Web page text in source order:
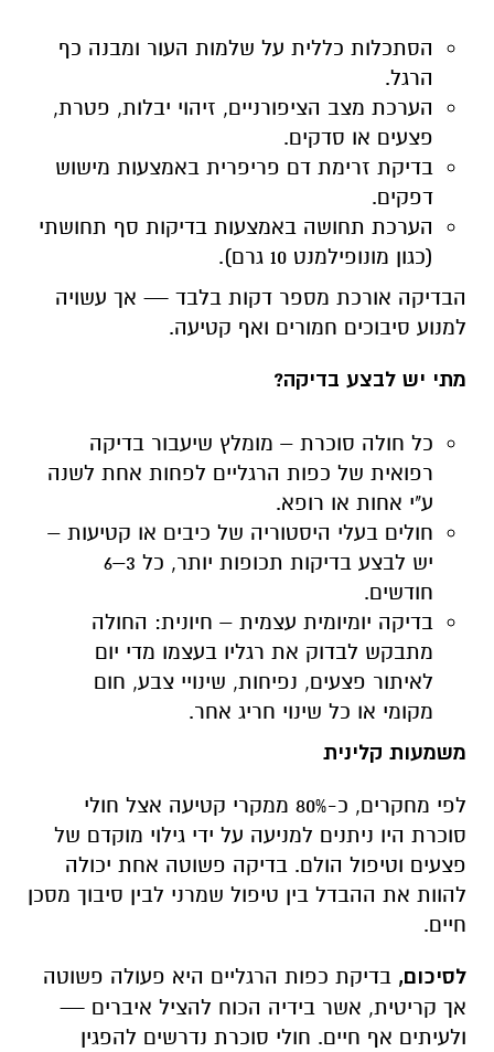
הסתכלות כללית על שלמות העור ומבנה כף
הרגל.
הערכת מצב הציפורניים, זיהוי יבלות, פטרת,
פצעים או סדקים.
בדיקת זרימת דם פריפרית באמצעות מישוש
דפקים.
הערכת תחושה באמצעות בדיקות סף תחושתי
(כגון מונופילמנט 10 גרם).
הבדיקה אורכת מספר דקות בלבד — אך עשויה
למנוע סיבוכים חמורים ואף קטיעה.
מתי יש לבצע בדיקה?
כל חולה סוכרת – מומלץ שיעבור בדיקה
רפואית של כפות הרגליים לפחות אחת לשנה
ע"י אחות או רופא.
חולים בעלי היסטוריה של כיבים או קטיעות –
יש לבצע בדיקות תכופות יותר, כל 3–6
חודשים.
בדיקה יומיומית עצמית – חיונית: החולה
מתבקש לבדוק את רגליו בעצמו מדי יום
לאיתור פצעים, נפיחות, שינויי צבע, חום
מקומי או כל שינוי חריג אחר.
משמעות קלינית
לפי מחקרים, כ-80% ממקרי קטיעה אצל חולי
סוכרת היו ניתנים למניעה על ידי גילוי מוקדם של
פצעים וטיפול הולם. בדיקה פשוטה אחת יכולה
להוות את ההבדל בין טיפול שמרני לבין סיבוך מסכן
חיים.
לסיכום, בדיקת כפות הרגליים היא פעולה פשוטה
אך קריטית, אשר בידיה הכוח להציל איברים —
ולעיתים אף חיים. חולי סוכרת נדרשים להפגין